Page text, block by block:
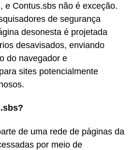
e Contus.sbs não é exceção.
de segurança
desonesta é projetada
desavisados, enviando
do navegador e
sites potencialmente
de uma rede de páginas da
por meio de